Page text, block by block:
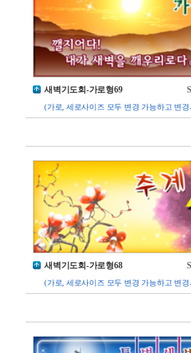
새벽기도회-가로형69
(가로, 세로사이즈 모두 변경 가능하고 변
새벽기도회-가로형68
(가로, 세로사이즈 모두 변경 가능하고 변